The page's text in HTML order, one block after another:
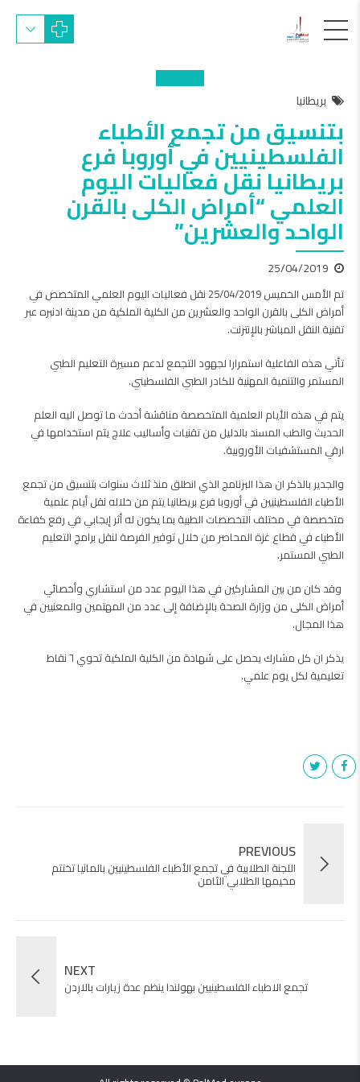
بريطانيا
بتنسيق من تجمع الأطباء
الفلسطينيين في أوروبا فرع
بريطانيا نقل فعاليات اليوم
العلمي “أمراض الكلى بالقرن
الواحد والعشرين”
25/04/2019
تم الأمس الخميس 25/04/2019 نقل فعاليات اليوم العلمي المتخصص في
أمراض الكلى بالقرن الواحد والعشرين من الكلية الملكية من مدينة ادنبره عبر
تقنية النقل المباشر بالإنترنت.
تأتي هذه الفاعلية استمرارا لجهود التجمع لدعم مسيرة التعليم الطبي
المستمر والتنمية المهنية للكادر الطبي الفلسطيني.
يتم في هذه الأيام العلمية المتخصصة مناقشة أحدث ما توصل اليه العلم
الحديث والطب المسند بالدليل من تقنيات وأساليب علاج يتم استخدامها في
ارقي المستشفيات الأوروبية.
والجدير بالذكر ان هذا البرنامج الذي انطلق منذ ثلاث سنوات بتنسيق من تجمع
الأطباء الفلسطينيين في أوروبا فرع بريطانيا يتم من خلاله نقل أيام علمية
متخصصة في مختلف التخصصات الطبية بما يكون له أثر إيجابي في رفع كفاءة
الأطباء في قطاع غزة المحاصر من خلال توفير الفرصة لنقل برامج التعليم
الطبي المستمر.
وقد كان من بين المشاركين في هذا اليوم عدد من استشاري وأخصائي
أمراض الكلى من وزارة الصحة بالإضافة إلى عدد من المهتمين والمعنيين في
هذا المجال.
يذكر ان كل مشارك يحصل على شهادة من الكلية الملكية تحوي ٦ نقاط
تعليمية لكل يوم علمي.
PREVIOUS
اللجنة الطلابية في تجمع الأطباء الفلسطينيين بالمانيا تختتم
مخيمها الطلابي الثامن
NEXT
تجمع الاطباء الفلسطينيين بهولندا ينظم عدة زيارات بالاردن